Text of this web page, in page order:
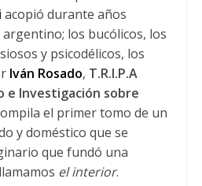
acopió durante años
los bucólicos, los
y psicodélicos, los
Iván Rosado, T.R.I.P.A
e Investigación sobre
el primer tomo de un
y doméstico que se
que fundó una
el interior.